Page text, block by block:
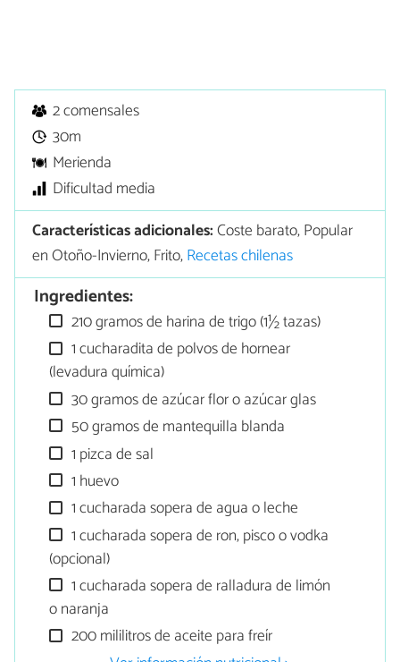
2 comensales
30m
Merienda
Dificultad media
Características adicionales:Coste barato, Popular
en Otoño-Invierno, Frito,Recetas chilenas
Ingredientes:
210 gramos de harina de trigo (1½ tazas)
1 cucharadita de polvos de hornear
(levadura química)
30 gramos de azúcar flor o azúcar glas
50 gramos de mantequilla blanda
1 pizca de sal
1 huevo
1 cucharada sopera de agua o leche
1 cucharada sopera de ron, pisco o vodka
(opcional)
1 cucharada sopera de ralladura de limón
o naranja
200 mililitros de aceite para freír